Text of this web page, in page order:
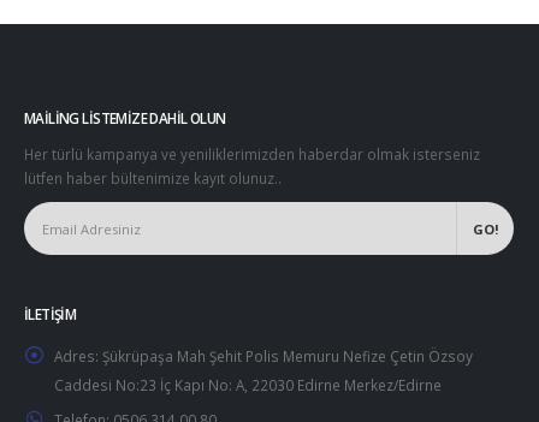
MAILING LISTEMIZE DAHIL OLUN
Her türlü kampanya ve yeniliklerimizden haberdar olmak isterseniz
lütfen haber bültenimize kayıt olunuz..
İLETIŞIM
Adres: Şükrüpaşa Mah Şehit Polis Memuru Nefize Çetin Özsoy
Caddesi No:23 İç Kapı No: A, 22030 Edirne Merkez/Edirne